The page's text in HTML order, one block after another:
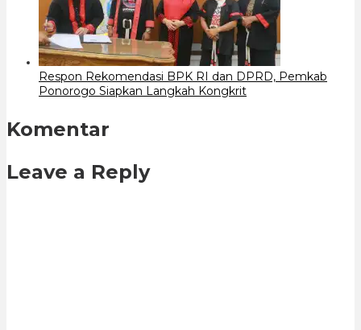
Respon Rekomendasi BPK RI dan DPRD, Pemkab
Ponorogo Siapkan Langkah Kongkrit
Komentar
Leave a Reply